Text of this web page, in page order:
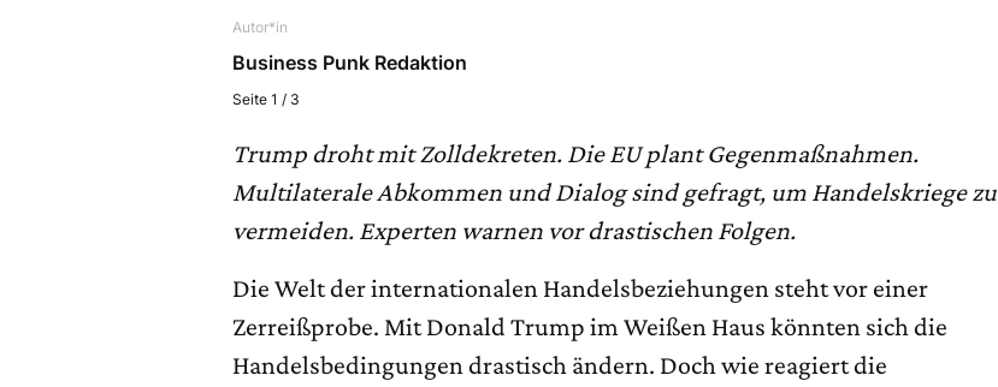
Autor*in
Business Punk Redaktion
Seite 1 / 3
Trump droht mit Zolldekreten. Die EU plant Gegenmaßnahmen.
Multilaterale Abkommen und Dialog sind gefragt, um Handelskriege zu
vermeiden. Experten warnen vor drastischen Folgen.
Die Welt der internationalen Handelsbeziehungen steht vor einer
Zerreißprobe. Mit Donald Trump im Weißen Haus könnten sich die
Handelsbedingungen drastisch ändern. Doch wie reagiert die